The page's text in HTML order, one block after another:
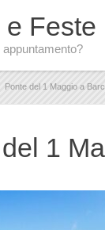
e Feste
Ponte del 1 Maggio a
1